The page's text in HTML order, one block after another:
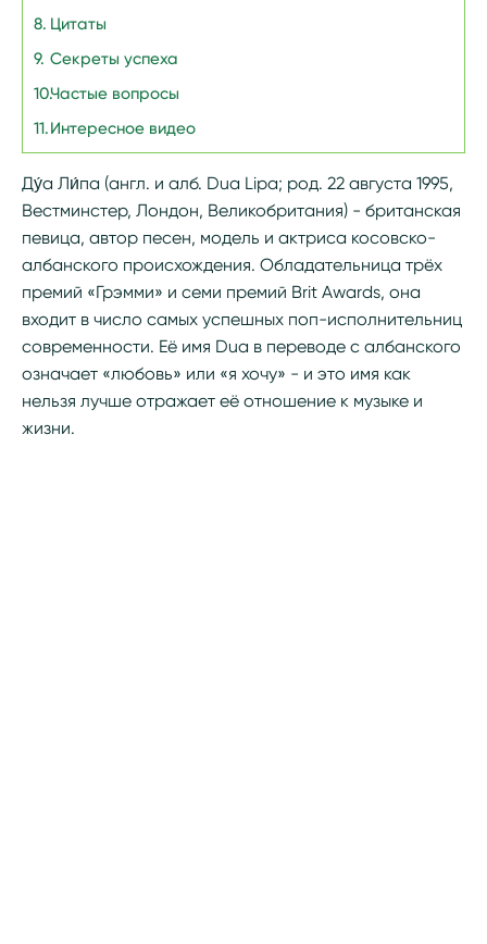
Цитаты
Секреты успеха
Частые вопросы
Интересное видео
Ду́а Ли́па (англ. и алб. Dua Lipa; род. 22 августа 1995,
Вестминстер, Лондон, Великобритания) - британская
певица, автор песен, модель и актриса косовско-
албанского происхождения. Обладательница трёх
премий «Грэмми» и семи премий Brit Awards, она
входит в число самых успешных поп-исполнительниц
современности. Её имя Dua в переводе с албанского
означает «любовь» или «я хочу» - и это имя как
нельзя лучше отражает её отношение к музыке и
жизни.